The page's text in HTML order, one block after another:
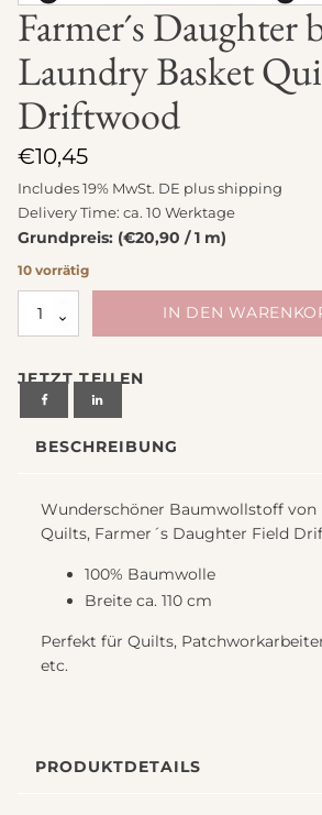
Farmer´s Daughter
Laundry Basket
Driftwood
€10,45
Includes 19% MwSt. DE plusshipping
Delivery Time: ca. 10 Werktage
Grundpreis: (€20,90 / 1 m)
10 vorrätig
Farmer
´s
by
Laundry
Quilts
Menge
IN DEN
JETZT TEILEN
BESCHREIBUNG
Wunderschöner Baumwollstoff von
Quilts, Farmer´s Daughter Field
100% Baumwolle
Breite ca. 110 cm
Perfekt für Quilts,
etc.
PRODUKTDETAILS